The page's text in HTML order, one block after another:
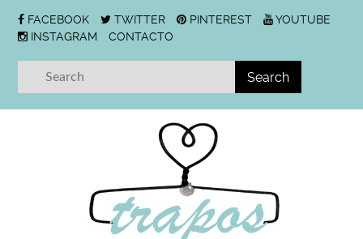
FACEBOOK TWITTER PINTEREST
YOUTUBE
INSTAGRAM
CONTACTO